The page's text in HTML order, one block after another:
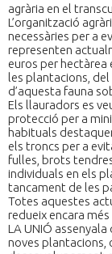
agrària en el
L’organització
necessàries per a
representen
euros per hectàrea
les plantacions,
d’aquesta fauna
Els llauradors es
protecció per a
habituals
els troncs per a
fulles, brots
individuals en els
tancament de les
Totes aquestes
redueix encara
LA UNIÓ
noves plantacions,